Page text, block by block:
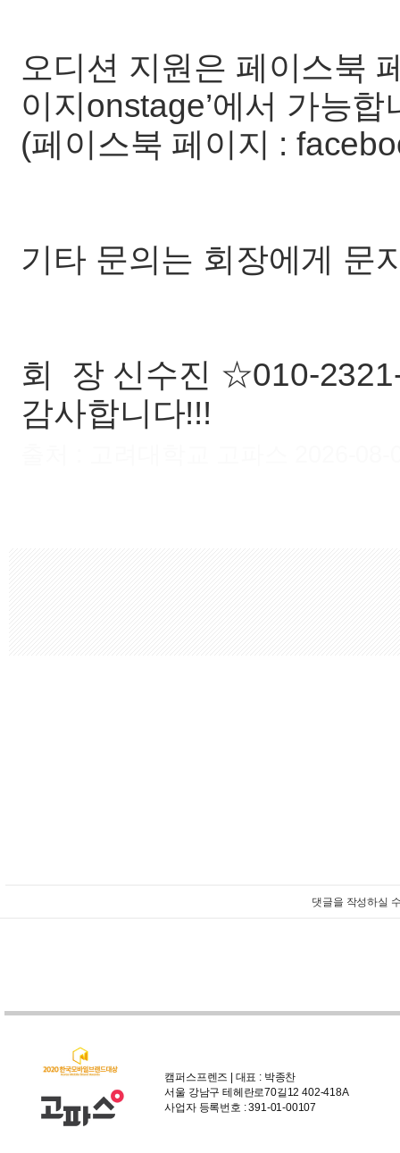
오디션 지원은 페이스북
이지onstage’에서 가능합
(페이스북 페이지 :
기타 문의는 회장에게 문
회 장 신수진 ☆010-
감사합니다!!!
댓글을 작성하실
캠퍼스프렌즈 | 대표 : 박종찬
서울 강남구 테헤란로70길12 402-418A
사업자 등록번호 : 391-01-00107